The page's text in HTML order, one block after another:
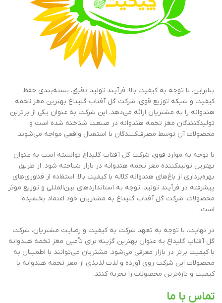
بنابراین، با توجه به کیفیت بالا، فرآیند تولید دقیق، بسته‌بندی حفظ
کیفیت و شبکه توزیع قوی، شرکت گل آفتاب گلیداغ بهترین مغز تخمه
هندوانه را به مشتریان ارائه می‌دهد. این شرکت به عنوان یکی از برترین
تولیدکنندگان مغز تخمه هندوانه در صنعت شناخته شده است و
محصولات آن توسط مصرف‌کنندگان با استقبال واقعی مواجه می‌شوند.
با توجه به موارد فوق، شرکت گل آفتاب گلیداغ توانسته است به عنوان
بهترین تولیدکننده مغز تخمه هندوانه در بازار شناخته شود. از طریق
بهره‌برداری از باغ‌های هندوانه کلاله با کیفیت بالا، استفاده از فناوری‌های
پیشرفته در فرآیند تولید، توجه به استانداردهای بین‌المللی و توزیع موثر
محصولات، شرکت گل آفتاب گلیداغ به مشتریان خود اعتماد بخشیده
است.
در نهایت، با توجه به تعهد شرکت به کیفیت و رضایت مشتریان، شرکت
گل آفتاب گلیداغ به عنوان بهترین گزینه برای تأمین مغز تخمه هندوانه
با کیفیت برتر در بازار معرفی می‌شود. مشتریان می‌توانند با اطمینان به
محصولات این شرکت روی آورده و لذت لذیذی از مغز تخمه هندوانه با
کیفیت و تازه‌ترین محصولات را تجربه کنند.
تماس با ما